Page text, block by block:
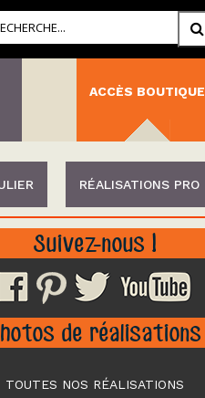
ACCÈS BOUTIQUE
RÉALISATIONS PRO
Suivez-nous !
de réalisations
TOUTES NOS RÉALISATIONS